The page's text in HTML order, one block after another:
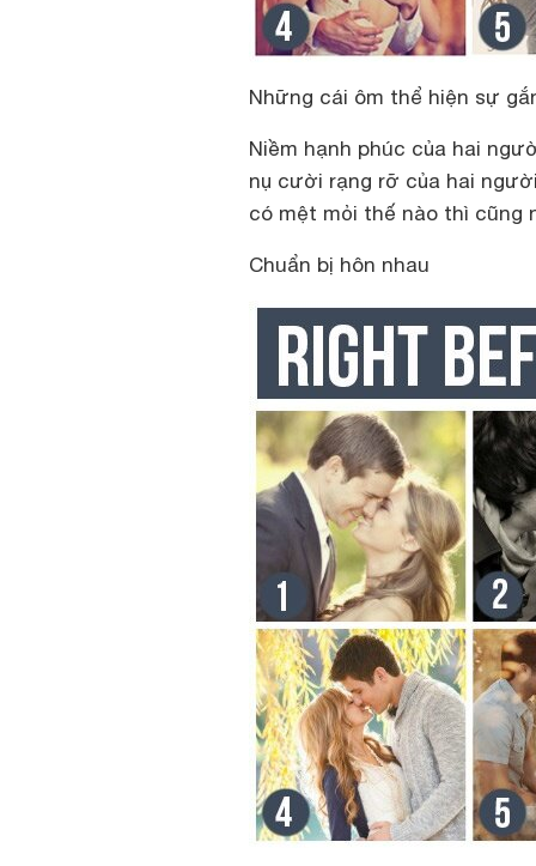
Những cái ôm thể hiện sự
Niềm hạnh phúc của hai
nụ cười rạng rỡ của hai
có mệt mỏi thế nào thì
Chuẩn bị hôn nhau